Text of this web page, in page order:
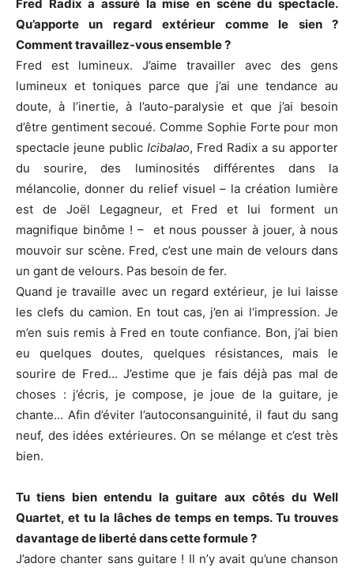
Fred Radix a assuré la mise en scène du spectacle.
Qu’apporte un regard extérieur comme le sien ?
Comment travaillez-vous ensemble ?
Fred est lumineux. J’aime travailler avec des gens
lumineux et toniques parce que j’ai une tendance au
doute, à l’inertie, à l’auto-paralysie et que j’ai besoin
d’être gentiment secoué. Comme Sophie Forte pour mon
spectacle jeune public Icibalao, Fred Radix a su apporter
du sourire, des luminosités différentes dans la
mélancolie, donner du relief visuel – la création lumière
est de Joël Legagneur, et Fred et lui forment un
magnifique binôme ! – et nous pousser à jouer, à nous
mouvoir sur scène. Fred, c’est une main de velours dans
un gant de velours. Pas besoin de fer.
Quand je travaille avec un regard extérieur, je lui laisse
les clefs du camion. En tout cas, j’en ai l‘impression. Je
m’en suis remis à Fred en toute confiance. Bon, j’ai bien
eu quelques doutes, quelques résistances, mais le
sourire de Fred… J’estime que je fais déjà pas mal de
choses : j’écris, je compose, je joue de la guitare, je
chante… Afin d’éviter l’autoconsanguinité, il faut du sang
neuf, des idées extérieures. On se mélange et c’est très
bien.
Tu tiens bien entendu la guitare aux côtés du Well
Quartet, et tu la lâches de temps en temps. Tu trouves
davantage de liberté dans cette formule ?
J’adore chanter sans guitare ! Il n’y avait qu’une chanson